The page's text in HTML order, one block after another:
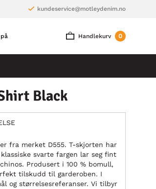
kundeservice@motleydenim.no
Handlekurv 0
på
Black
fra merket D555. T-skjorten har
svarte fargen lar seg fint
Produsert i 100 % bomull,
tilskudd til garderoben. I
og størrelsesreferanser. Vi tilbyr